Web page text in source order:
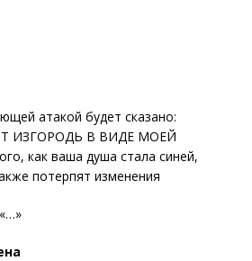
атакой будет сказано:
ИЗГОРОДЬ В ВИДЕ МОЕЙ
как ваша душа стала синей,
потерпят изменения